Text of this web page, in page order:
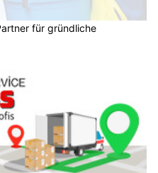
für gründliche